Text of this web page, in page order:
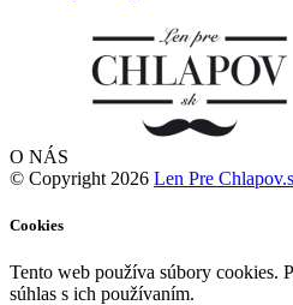
O NÁS
© Copyright 2026 Len Pre
Cookies
Tento web používa súbory cookies.
súhlas s ich používaním.